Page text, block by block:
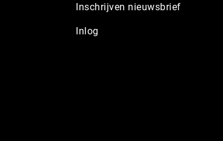
Inschrijven nieuwsbrief
Inlog